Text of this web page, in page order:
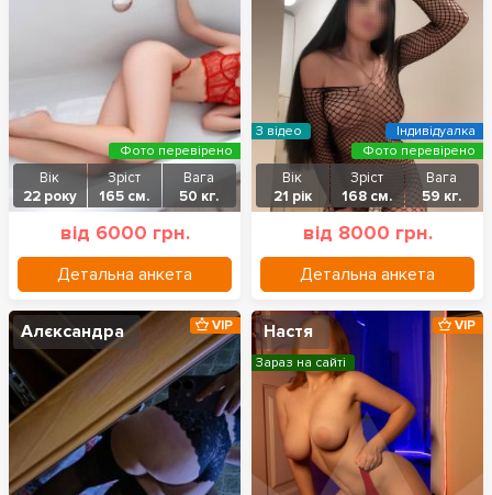
Вік
22 року
Зріст
165 см.
Вага
50 кг.
від 6000 грн.
Детальна анкета
Фото перевірено
Вік
21 рік
Зріст
168 см.
Вага
59 кг.
від 8000 грн.
Детальна анкета
З відео
Фото перевірено
Індивідуалка
Алєксандра VIP Настя VIP
Зараз на сайті